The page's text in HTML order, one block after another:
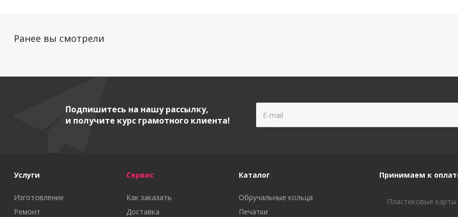
Ранее вы смотрели
Подпишитесь на нашу рассылку,
и получите курс грамотного клиента!
Услуги
Изготовление
Ремонт
Сервис
Как заказать
Доставка
Каталог
Обручальные кольца
Печатки
Принимаем к
Пластиковые карты